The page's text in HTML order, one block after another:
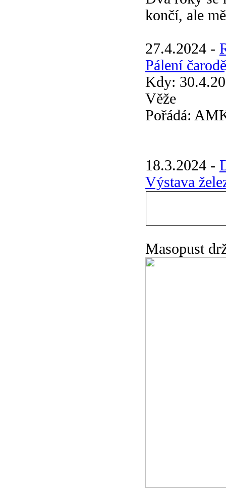
končí, ale
27.4.2024 -
Pálení
Kdy:
Věže
Pořádá:
18.3.2024 -
Výstava
Masopust